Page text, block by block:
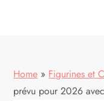
Home » Figurines et
prévu pour 2026